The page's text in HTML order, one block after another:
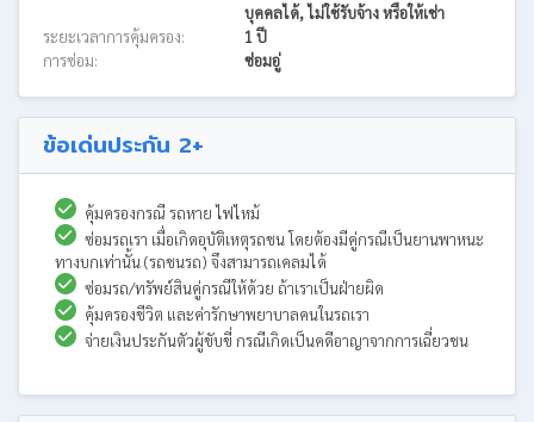
บุคคลได้, ไม่ใช้รับจ้าง หรือให้เช่า
ระยะเวลาการคุ้มครอง:
1 ปี
การซ่อม:
ซ่อมอู่
ข้อเด่นประกัน 2+
คุ้มครองกรณี รถหาย ไฟไหม้
ซ่อมรถเรา เมื่อเกิดอุบัติเหตุรถชน โดยต้องมีคู่กรณีเป็นยานพาหนะ
ทางบกเท่านั้น (รถชนรถ) จึงสามารถเคลมได้
ซ่อมรถ/ทรัพย์สินคู่กรณีให้ด้วย ถ้าเราเป็นฝ่ายผิด
คุ้มครองชีวิต และค่ารักษาพยาบาลคนในรถเรา
จ่ายเงินประกันตัวผู้ขับขี่ กรณีเกิดเป็นคดีอาญาจากการเฉี่ยวชน